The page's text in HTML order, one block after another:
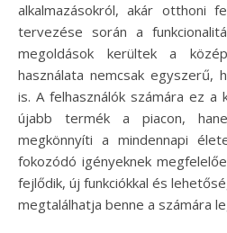
alkalmazásokról, akár otthoni
tervezése során a
megoldások kerültek a
használata nemcsak egyszerű,
is. A felhasználók számára ez a
újabb termék a piacon,
megkönnyíti a mindennapi
fokozódó igényeknek
fejlődik, új funkciókkal és
megtalálhatja benne a számára